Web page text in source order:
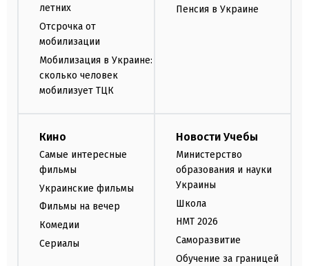
летних
Отсрочка от
мобилизации
Мобилизация в Украине:
сколько человек
мобилизует ТЦК
Пенсия в Украине
Кино
Самые интересные
фильмы
Украинские фильмы
Фильмы на вечер
Комедии
Сериалы
Новости Учебы
Министерство
образования и науки
Украины
Школа
НМТ 2026
Саморазвитие
Обучение за границей